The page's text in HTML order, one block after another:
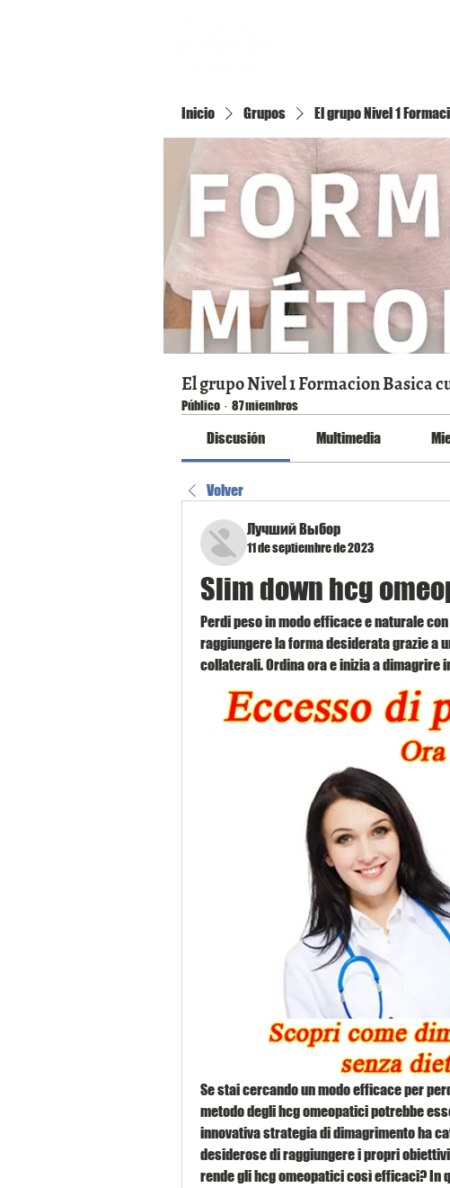
Inicio Grupos El grupo Nivel 1
El grupo Nivel 1 Formacion Basica
Público · 87 miembros
Discusión Multimedia
Volver
Лучший Выбор
11 de septiembre de 2023
Slim down hcg
Perdi peso in modo efficace e naturale
raggiungere la forma desiderata grazie a
collaterali. Ordina ora e inizia a dimagrire
Se stai cercando un modo efficace per
metodo degli hcg omeopatici potrebbe
innovativa strategia di dimagrimento ha
desiderose di raggiungere i propri
rende gli hcg omeopatici così efficaci? In